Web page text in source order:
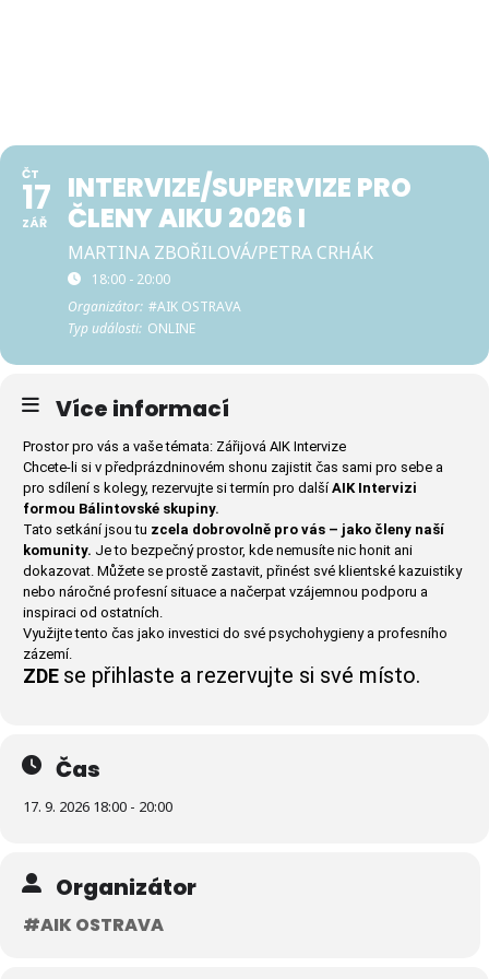
ČT
17
ZÁŘ
INTERVIZE/SUPERVIZE PRO
ČLENY AIKU 2026 I
MARTINA ZBOŘILOVÁ/PETRA CRHÁK
18:00 - 20:00
Organizátor: #AIK OSTRAVA
Typ události: ONLINE
Více informací
Prostor pro vás a vaše témata: Zářijová AIK Intervize
Chcete-li si v předprázdninovém shonu zajistit čas sami pro sebe a
pro sdílení s kolegy, rezervujte si termín pro dalšíAIK Intervizi
formou Bálintovské skupiny.
Tato setkání jsou tu zcela dobrovolně pro vás – jako členy naší
komunity. Je to bezpečný prostor, kde nemusíte nic honit ani
dokazovat. Můžete se prostě zastavit, přinést své klientské kazuistiky
nebo náročné profesní situace a načerpat vzájemnou podporu a
inspiraci od ostatních.
Využijte tento čas jako investici do své psychohygieny a profesního
zázemí.
ZDE se přihlaste a rezervujte si své místo.
Čas
17. 9. 2026 18:00 - 20:00
Organizátor
#AIK OSTRAVA